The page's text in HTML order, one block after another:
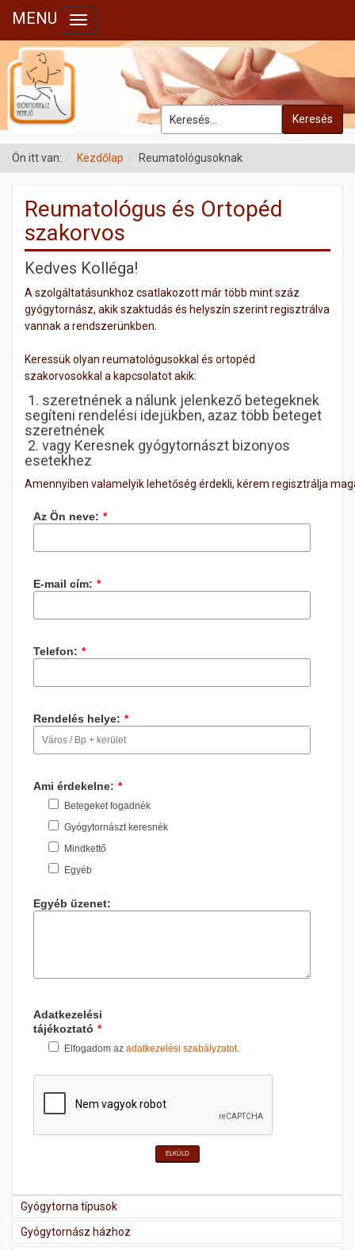
Keresés
MENU Toggle navigation
Ön itt van: Kezdőlap Reumatológusoknak
Reumatológus és Ortopéd
szakorvos
Kedves Kolléga!
A szolgáltatásunkhoz csatlakozott már több mint száz
gyógytornász, akik szaktudás és helyszín szerint regisztrálva
vannak a rendszerünkben.
Keressük olyan reumatológusokkal és ortopéd
szakorvosokkal a kapcsolatot akik:
1. szeretnének a nálunk jelenkező betegeknek
segíteni rendelési idejükben, azaz több beteget
szeretnének
2. vagy Keresnek gyógytornászt bizonyos
esetekhez
Amennyiben valamelyik lehetőség érdekli, kérem regisztrálja
Az Ön neve: *
E-mail cím: *
Telefon: *
Rendelés helye: *
Ami érdekelne: *
Betegeket fogadnék
Gyógytornászt keresnék
Mindkettő
Egyéb
Egyéb üzenet:
Adatkezelési
tájékoztató *
Elfogadom az adatkezelési szabályzatot.
ELKÜLD
Gyógytorna típusok
Gyógytornász házhoz